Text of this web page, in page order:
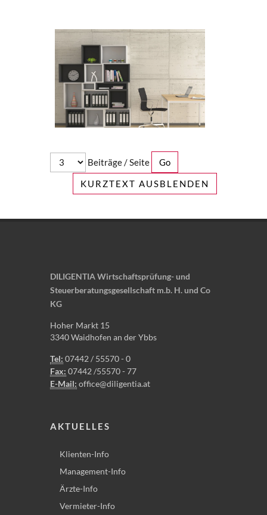
Beiträge / Seite
KURZTEXT AUSBLENDEN
DILIGENTIA Wirtschaftsprüfung- und
Steuerberatungsgesellschaft m.b. H. und Co
KG
Hoher Markt 15
3340 Waidhofen an der Ybbs
Tel: 07442 / 55570 - 0
Fax: 07442 /55570 - 77
E-Mail: office@diligentia.at
AKTUELLES
Klienten-Info
Management-Info
Ärzte-Info
Vermieter-Info